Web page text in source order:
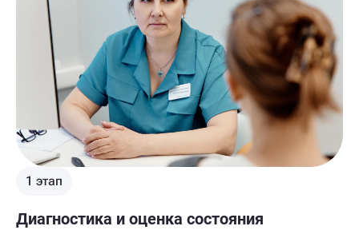
1 этап
Диагностика и оценка состояния